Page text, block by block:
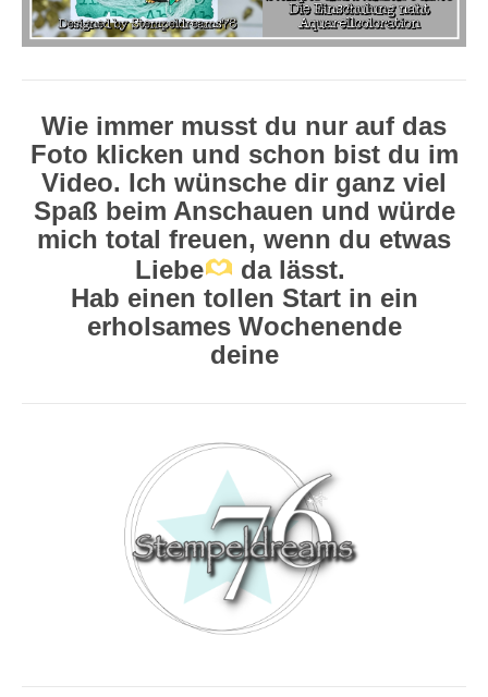
Wie immer musst du nur auf das
Foto klicken und schon bist du im
Video. Ich wünsche dir ganz viel
Spaß beim Anschauen und würde
mich total freuen, wenn du etwas
Liebe
da lässt.
Hab einen tollen Start in ein
erholsames Wochenende
deine